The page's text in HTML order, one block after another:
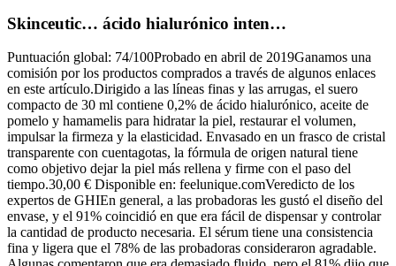
Skinceutic… ácido hialurónico inten…
Puntuación global: 74/100Probado en abril de 2019Ganamos una
comisión por los productos comprados a través de algunos enlaces
en este artículo.Dirigido a las líneas finas y las arrugas, el suero
compacto de 30 ml contiene 0,2% de ácido hialurónico, aceite de
pomelo y hamamelis para hidratar la piel, restaurar el volumen,
impulsar la firmeza y la elasticidad. Envasado en un frasco de cristal
transparente con cuentagotas, la fórmula de origen natural tiene
como objetivo dejar la piel más rellena y firme con el paso del
tiempo.30,00 € Disponible en: feelunique.comVeredicto de los
expertos de GHIEn general, a las probadoras les gustó el diseño del
envase, y el 91% coincidió en que era fácil de dispensar y controlar
la cantidad de producto necesaria. El sérum tiene una consistencia
fina y ligera que el 78% de las probadoras consideraron agradable.